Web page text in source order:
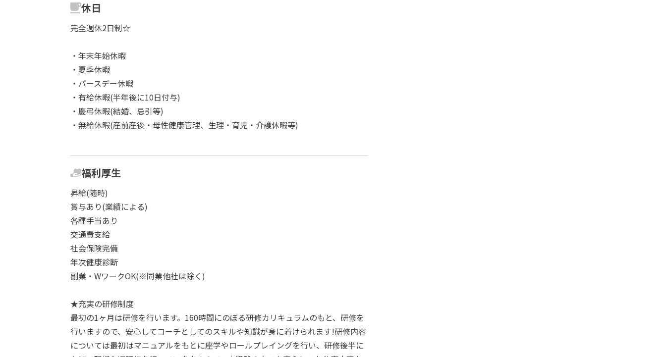
休日
完全週休2日制☆
・年末年始休暇
・夏季休暇
・バースデー休暇
・有給休暇(半年後に10日付与)
・慶弔休暇(結婚、忌引等)
・無給休暇(産前産後・母性健康管理、生理・育児・介護休暇等)
福利厚生
昇給(随時)
賞与あり(業績による)
各種手当あり
交通費支給
社会保険完備
年次健康診断
副業・WワークOK(※同業他社は除く)
★充実の研修制度
最初の1ヶ月は研修を行います。160時間にのぼる研修カリキュラムのもと、研修を
行いますので、安心してコーチとしてのスキルや知識が身に着けられます!研修内容
については最初はマニュアルをもとに座学やロールプレイングを行い、研修後半に